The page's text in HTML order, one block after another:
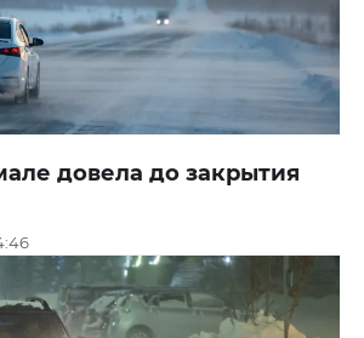
довела до закрытия